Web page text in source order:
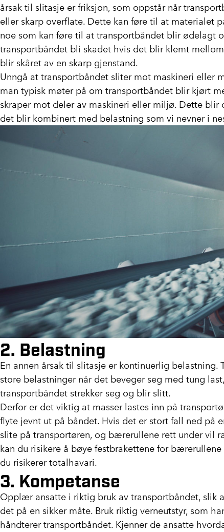
årsak til slitasje er friksjon, som oppstår når
eller skarp overflate. Dette kan føre til at materialet
noe som kan føre til at transportbåndet blir ødelagt
transportbåndet bli skadet hvis det blir klemt
blir skåret av en skarp gjenstand.
Unngå at transportbåndet sliter mot maskineri eller
man typisk møter på om transportbåndet blir kjørt
skraper mot deler av maskineri eller miljø. Dette
det blir kombinert med belastning som vi nevner i
2. Belastning
En annen årsak til slitasje er kontinuerlig belastning.
store belastninger når det beveger seg med tung
transportbåndet strekker seg og blir slitt.
Derfor er det viktig at masser lastes inn på
flyte jevnt ut på båndet. Hvis det er stort fall ned på
slite på transportøren, og bærerullene rett under vil
kan du risikere å bøye festbrakettene for
du risikerer totalhavari.
3. Kompetanse
Opplær ansatte i riktig bruk av transportbåndet, slik
det på en sikker måte. Bruk riktig verneutstyr, som
håndterer transportbåndet. Kjenner de ansatte